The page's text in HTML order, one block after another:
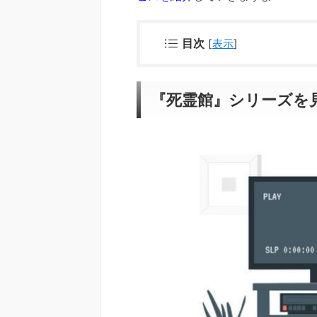
目次 [表示]
『死霊館』シリーズを